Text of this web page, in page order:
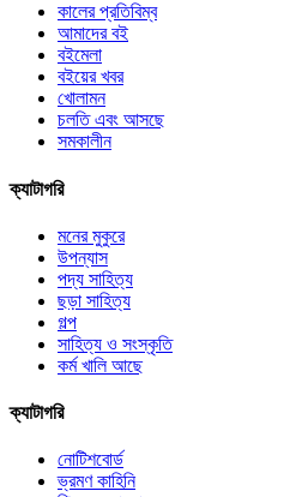
কালের প্রতিবিম্ব
আমাদের বই
বইমেলা
বইয়ের খবর
খোলামন
চলতি এবং আসছে
সমকালীন
ক্যাটাগরি
মনের মুকুরে
উপন্যাস
পদ্য সাহিত্য
ছড়া সাহিত্য
গল্প
সাহিত্য ও সংস্কৃতি
কর্ম খালি আছে
ক্যাটাগরি
নোটিশবোর্ড
ভ্রমণ কাহিনি